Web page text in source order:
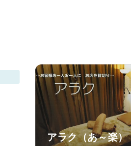
アラク（あ～楽）